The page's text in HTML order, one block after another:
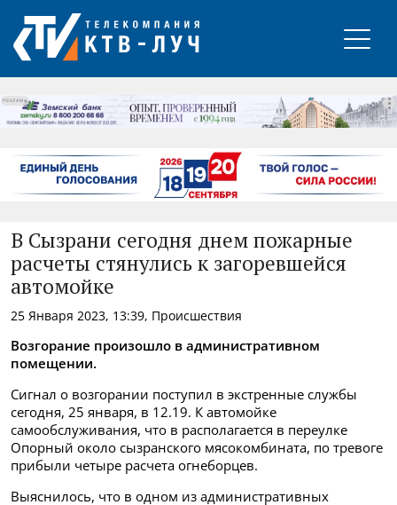
РЕКЛАМА
В Сызрани сегодня днем пожарные
расчеты стянулись к загоревшейся
автомойке
25 Января 2023, 13:39, Происшествия
Возгорание произошло в административном
помещении.
Сигнал о возгорании поступил в экстренные службы
сегодня, 25 января, в 12.19. К автомойке
самообслуживания, что в располагается в переулке
Опорный около сызранского мясокомбината, по тревоге
прибыли четыре расчета огнеборцев.
Выяснилось, что в одном из административных